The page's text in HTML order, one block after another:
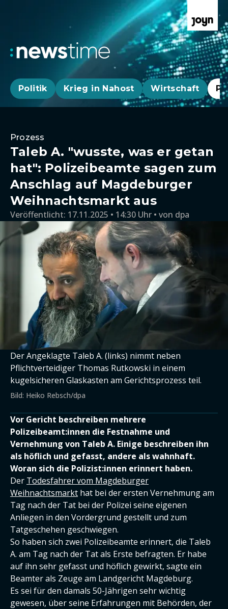
Politik Krieg in Nahost Wirtschaft
Prozess
Taleb A. "wusste, was er getan
hat": Polizeibeamte sagen zum
Anschlag auf Magdeburger
Weihnachtsmarkt aus
Veröffentlicht: 17.11.2025 • 14:30 Uhr von dpa
Der Angeklagte Taleb A. (links) nimmt neben
Pflichtverteidiger Thomas Rutkowski in einem
kugelsicheren Glaskasten am Gerichtsprozess teil.
Bild: Heiko Rebsch/dpa
Vor Gericht beschreiben mehrere
Polizeibeamt:innen die Festnahme und
Vernehmung von Taleb A. Einige beschreiben ihn
als höflich und gefasst, andere als wahnhaft.
Woran sich die Polizist:innen erinnert haben.
Der Todesfahrer vom Magdeburger
Weihnachtsmarkt hat bei der ersten Vernehmung am
Tag nach der Tat bei der Polizei seine eigenen
Anliegen in den Vordergrund gestellt und zum
Tatgeschehen geschwiegen.
So haben sich zwei Polizeibeamte erinnert, die Taleb
A. am Tag nach der Tat als Erste befragten. Er habe
auf ihn sehr gefasst und höflich gewirkt, sagte ein
Beamter als Zeuge am Landgericht Magdeburg.
Es sei für den damals 50-Jährigen sehr wichtig
gewesen, über seine Erfahrungen mit Behörden, der